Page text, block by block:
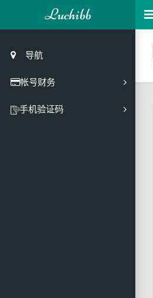
Luchibb
导航
帐号财务
充值
手机验证码